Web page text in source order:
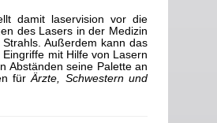
damit laservision vor die
des Lasers in der Medizin
Außerdem kann das
mit Hilfe von Lasern
Abständen seine Palette an
fürÄrzte, Schwestern und